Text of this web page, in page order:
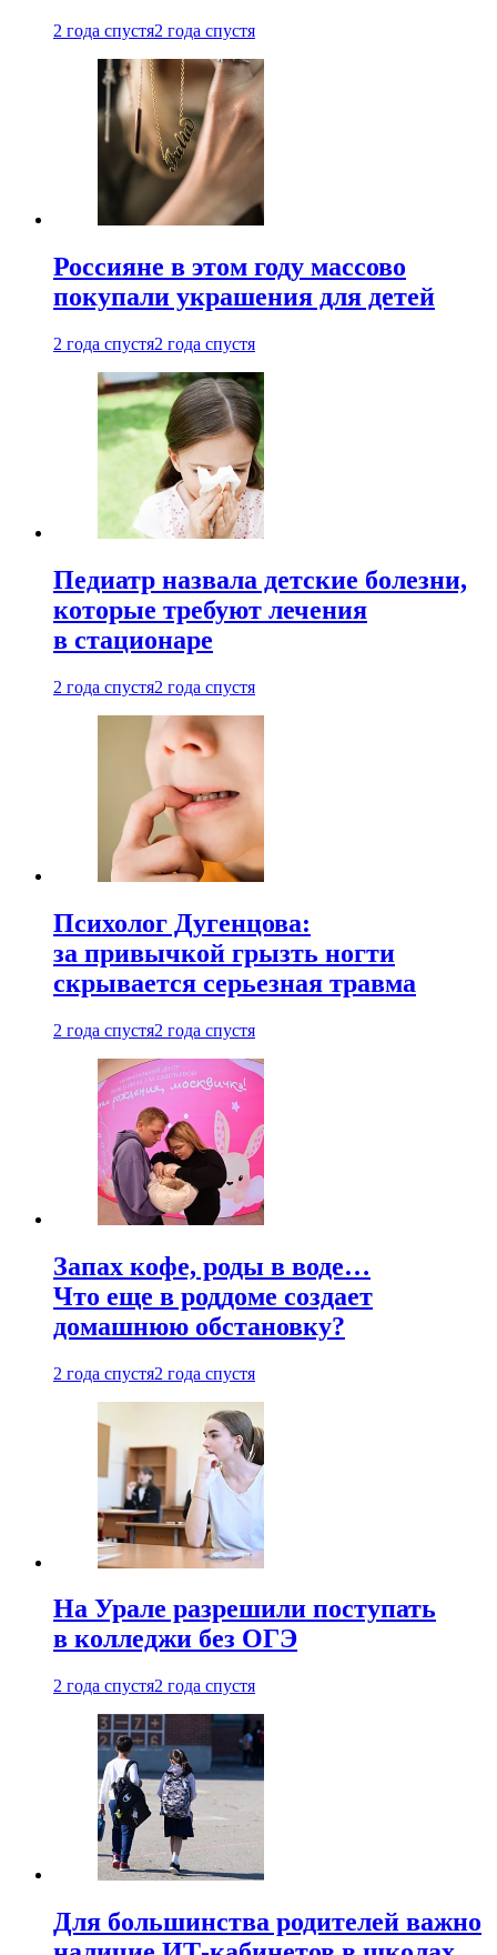
2 года спустя2 года спустя
Россияне в этом году массово
покупали украшения для детей
2 года спустя2 года спустя
Педиатр назвала детские болезни,
которые требуют лечения
в стационаре
2 года спустя2 года спустя
Психолог Дугенцова:
за привычкой грызть ногти
скрывается серьезная травма
2 года спустя2 года спустя
Запах кофе, роды в воде…
Что еще в роддоме создает
домашнюю обстановку?
2 года спустя2 года спустя
На Урале разрешили поступать
в колледжи без ОГЭ
2 года спустя2 года спустя
Для большинства родителей важно